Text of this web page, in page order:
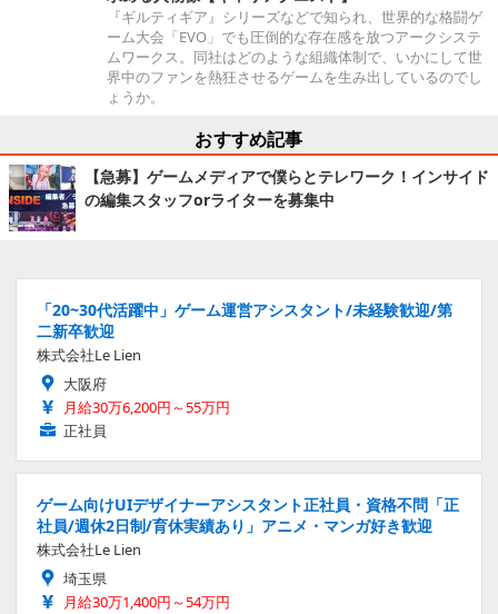
『ギルティギア』シリーズなどで知られ、世界的な格闘ゲ
ーム大会「EVO」でも圧倒的な存在感を放つアークシステ
ムワークス。同社はどのような組織体制で、いかにして世
界中のファンを熱狂させるゲームを生み出しているのでし
ょうか。
おすすめ記事
【急募】ゲームメディアで僕らとテレワーク！インサイド
の編集スタッフorライターを募集中
「20~30代活躍中」ゲーム運営アシスタント/未経験歓迎/第
二新卒歓迎
株式会社Le Lien
大阪府
月給30万6,200円～55万円
正社員
ゲーム向けUIデザイナーアシスタント正社員・資格不問「正
社員/週休2日制/育休実績あり」アニメ・マンガ好き歓迎
株式会社Le Lien
埼玉県
月給30万1,400円～54万円